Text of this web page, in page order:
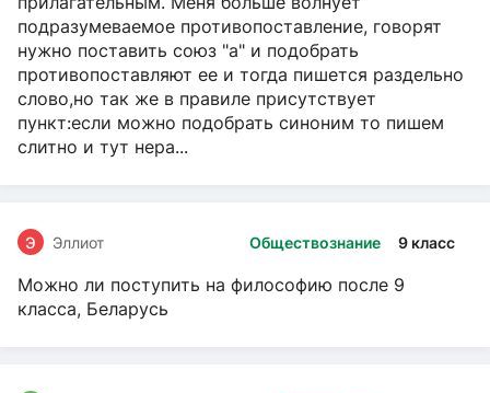
подразумеваемое противопоставление, говорят
нужно поставить союз "а" и подобрать
противопоставляют ее и тогда пишется раздельно
слово,но так же в правиле присутствует
пункт:если можно подобрать синоним то пишем
слитно и тут нера...
Обществознание 9 класс
Э Эллиот
Можно ли поступить на философию после 9
класса, Беларусь